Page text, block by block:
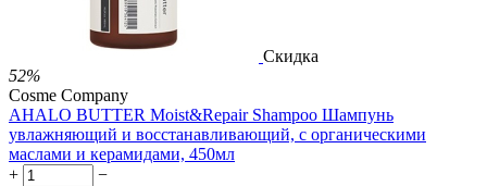
Скидка
52%
Cosme Company
AHALO BUTTER Moist&Repair Shampoo Шампунь
увлажняющий и восстанавливающий, с органическими
маслами и керамидами, 450мл
+
−